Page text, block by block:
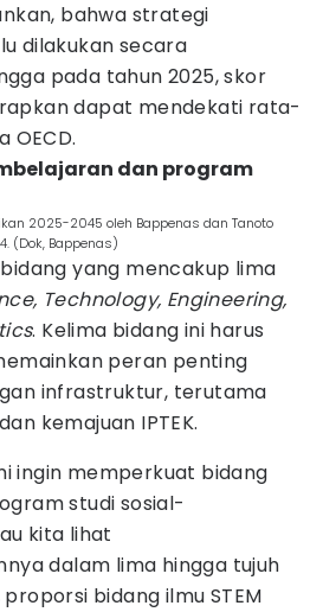
bahwa strategi
dilakukan secara
pada tahun 2025, skor
dapat mendekati rata-
dan program
2025-2045 oleh Bappenas dan Tanoto
(Dok, Bappenas)
yang mencakup lima
Technology, Engineering,
. Kelima bidang ini harus
peran penting
infrastruktur, terutama
kemajuan IPTEK.
ingin memperkuat bidang
studi sosial-
kita lihat
dalam lima hingga tujuh
bidang ilmu STEM